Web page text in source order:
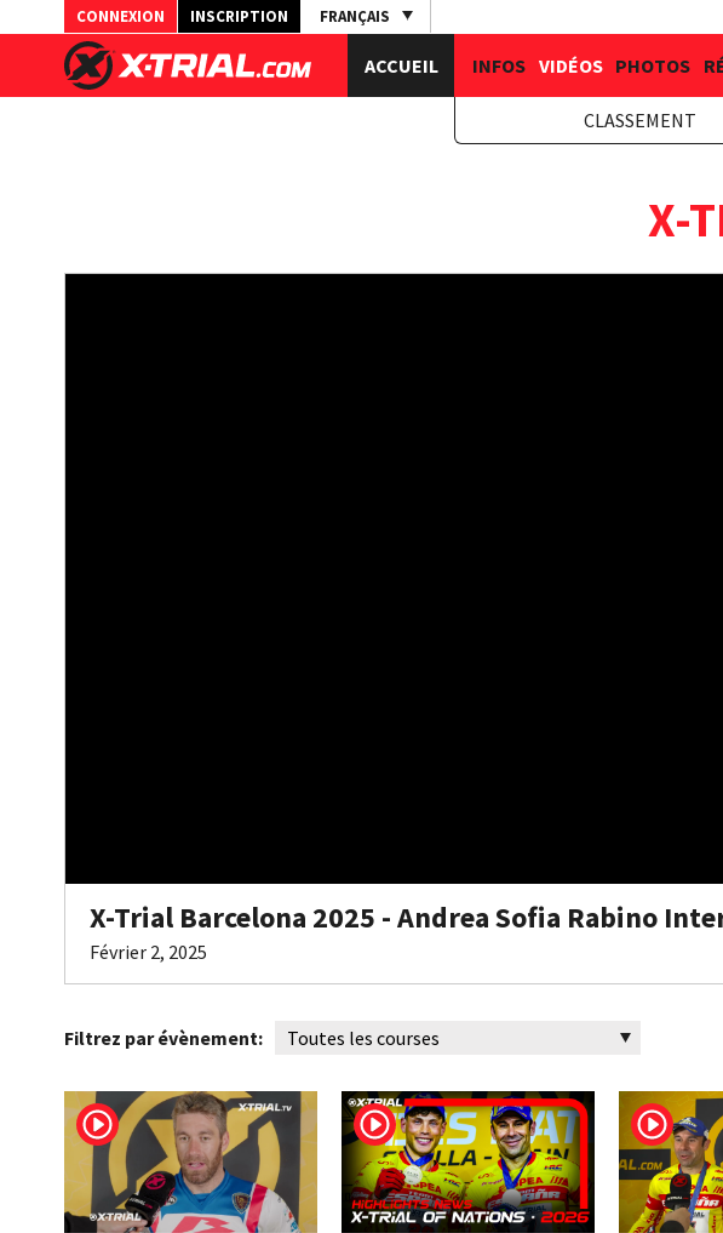
CONNEXION INSCRIPTION FRANÇAIS
ACCUEIL INFOS VIDÉOS PHOTOS
CLASSEMENT
X-
X-Trial Barcelona 2025 - Andrea Sofia Rabino
Février 2, 2025
Filtrez par évènement: